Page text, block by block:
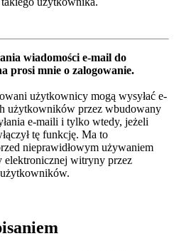
wiadomości e-mail do
prosi mnie o zalogowanie.
użytkownicy mogą wysyłać e-
użytkowników przez wbudowany
e-maili i tylko wtedy, jeżeli
tę funkcję. Ma to
nieprawidłowym używaniem
elektronicznej witryny przez